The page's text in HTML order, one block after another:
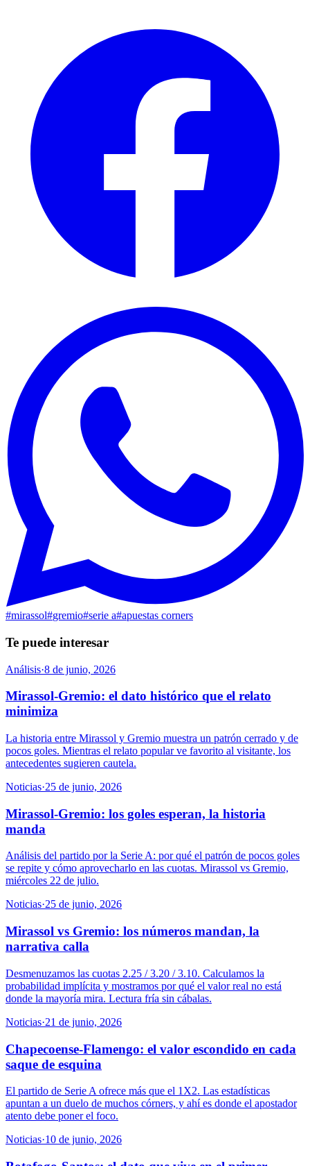
#mirassol#gremio#serie a#apuestas corners
Te puede interesar
Análisis·8 de junio, 2026
Mirassol-Gremio: el dato histórico que el relato
minimiza
La historia entre Mirassol y Gremio muestra un patrón cerrado y de
pocos goles. Mientras el relato popular ve favorito al visitante, los
antecedentes sugieren cautela.
Noticias·25 de junio, 2026
Mirassol-Gremio: los goles esperan, la historia
manda
Análisis del partido por la Serie A: por qué el patrón de pocos goles
se repite y cómo aprovecharlo en las cuotas. Mirassol vs Gremio,
miércoles 22 de julio.
Noticias·25 de junio, 2026
Mirassol vs Gremio: los números mandan, la
narrativa calla
Desmenuzamos las cuotas 2.25 / 3.20 / 3.10. Calculamos la
probabilidad implícita y mostramos por qué el valor real no está
donde la mayoría mira. Lectura fría sin cábalas.
Noticias·21 de junio, 2026
Chapecoense-Flamengo: el valor escondido en cada
saque de esquina
El partido de Serie A ofrece más que el 1X2. Las estadísticas
apuntan a un duelo de muchos córners, y ahí es donde el apostador
atento debe poner el foco.
Noticias·10 de junio, 2026